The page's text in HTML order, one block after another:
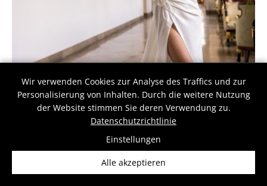
Wir verwenden Cookies zur Analyse des Traffics und zur
Personalisierung von Inhalten. Durch die weitere Nutzung
der Website stimmen Sie deren Verwendung zu.
Datenschutzrichtlinie
Einstellungen
Alle akzeptieren